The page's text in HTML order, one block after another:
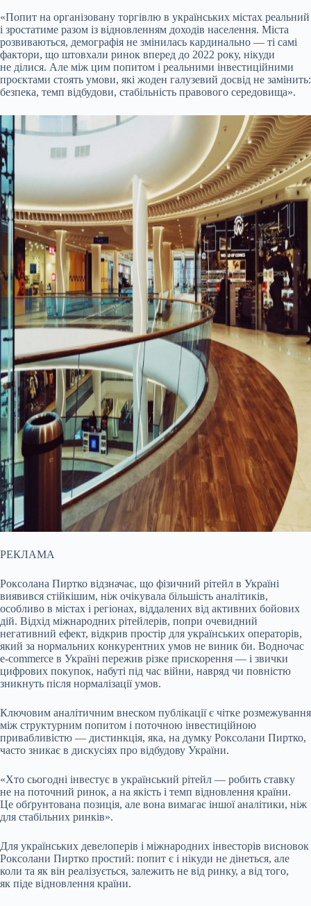
«Попит на організовану торгівлю в українських містах реальний
і зростатиме разом із відновленням доходів населення. Міста
розвиваються, демографія не змінилась кардинально — ті самі
фактори, що штовхали ринок вперед до 2022 року, нікуди
не ділися. Але між цим попитом і реальними інвестиційними
проєктами стоять умови, які жоден галузевий досвід не замінить:
безпека, темп відбудови, стабільність правового середовища».
РЕКЛАМА
Роксолана Пиртко відзначає, що фізичний рітейл в Україні
виявився стійкішим, ніж очікувала більшість аналітиків,
особливо в містах і регіонах, віддалених від активних бойових
дій. Відхід міжнародних рітейлерів, попри очевидний
негативний ефект, відкрив простір для українських операторів,
який за нормальних конкурентних умов не виник би. Водночас
e-commerce в Україні пережив різке прискорення — і звички
цифрових покупок, набуті під час війни, навряд чи повністю
зникнуть після нормалізації умов.
Ключовим аналітичним внеском публікації є чітке розмежування
між структурним попитом і поточною інвестиційною
привабливістю — дистинкція, яка, на думку Роксолани Пиртко,
часто зникає в дискусіях про відбудову України.
«Хто сьогодні інвестує в український рітейл — робить ставку
не на поточний ринок, а на якість і темп відновлення країни.
Це обґрунтована позиція, але вона вимагає іншої аналітики, ніж
для стабільних ринків».
Для українських девелоперів і міжнародних інвесторів висновок
Роксолани Пиртко простий: попит є і нікуди не дінеться, але
коли та як він реалізується, залежить не від ринку, а від того,
як піде відновлення країни.